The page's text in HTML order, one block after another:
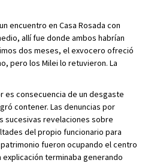
encuentro en Casa Rosada con
allí fue donde ambos habrían
dos meses, el exvocero ofreció
pero los Milei lo retuvieron. La
es consecuencia de un desgaste
contener. Las denuncias por
sucesivas revelaciones sobre
del propio funcionario para
fueron ocupando el centro
explicación terminaba generando